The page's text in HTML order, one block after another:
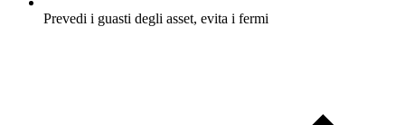
Prevedi i guasti degli asset, evita i fermi